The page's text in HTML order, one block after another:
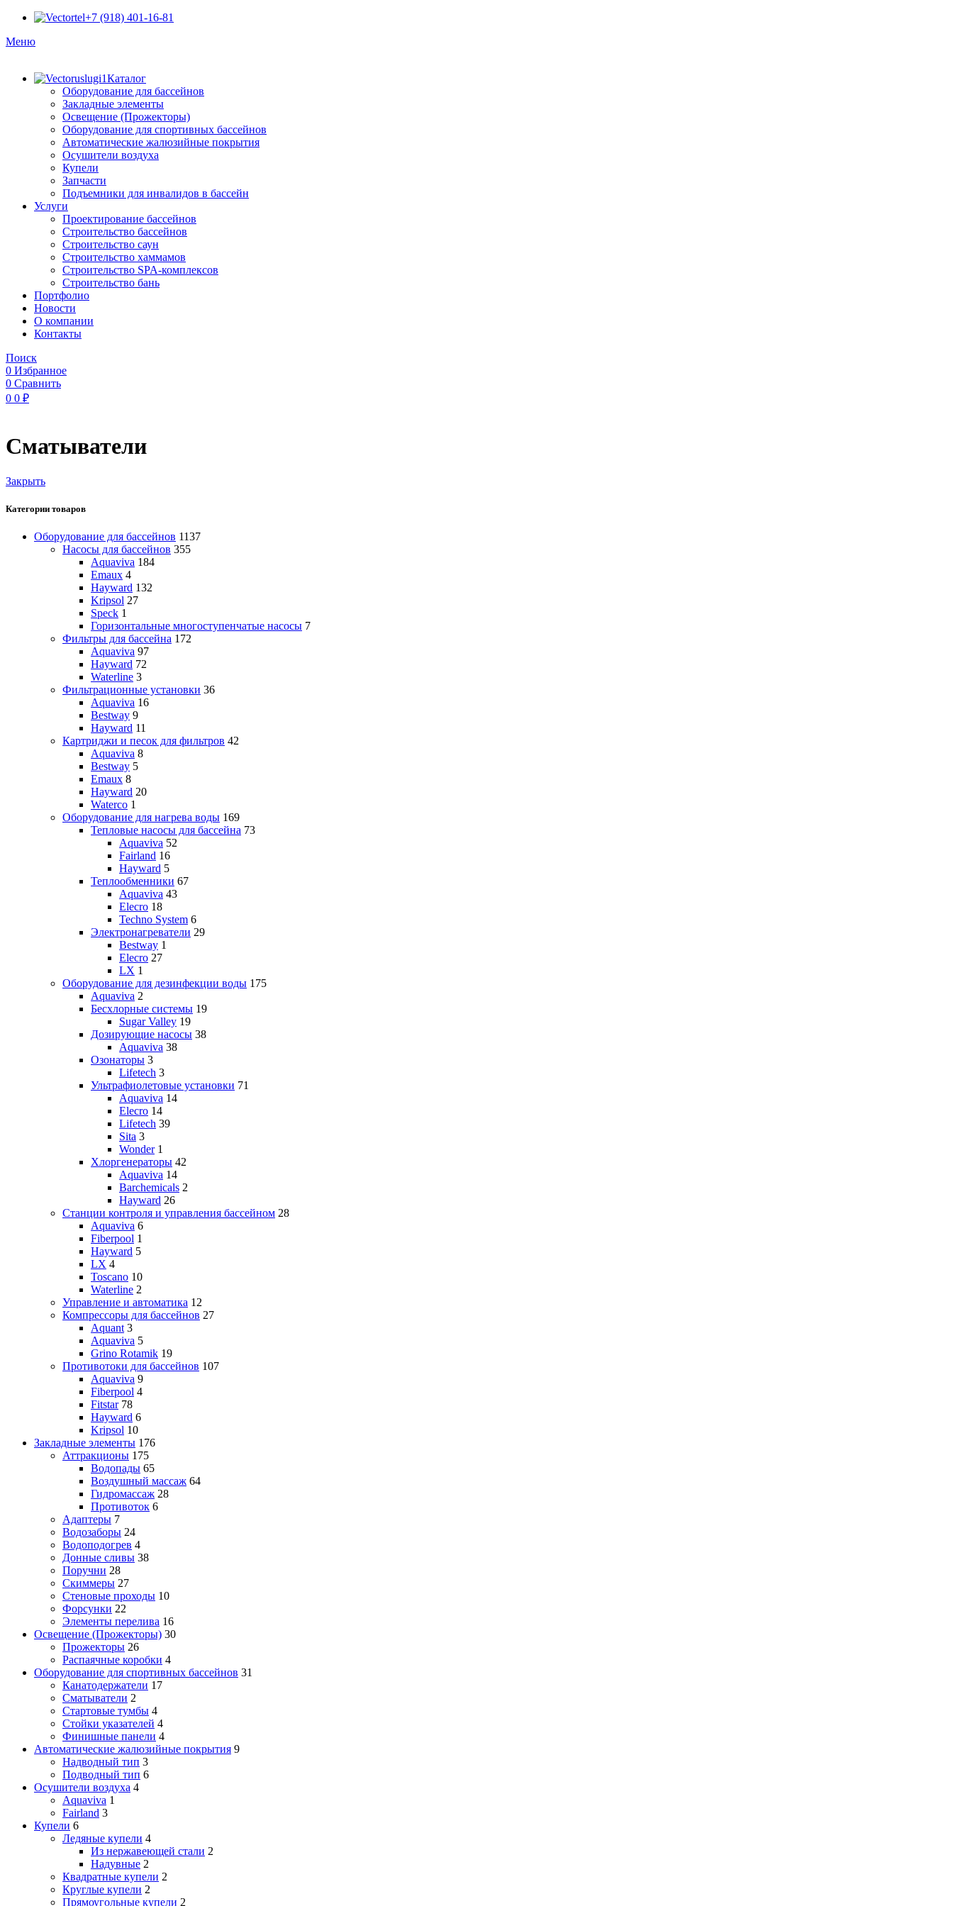
+7 (918) 401-16-81
Меню
Каталог
Оборудование для бассейнов
Закладные элементы
Освещение (Прожекторы)
Оборудование для спортивных бассейнов
Автоматические жалюзийные покрытия
Осушители воздуха
Купели
Запчасти
Подъемники для инвалидов в бассейн
Услуги
Проектирование бассейнов
Строительство бассейнов
Строительство саун
Строительство хаммамов
Строительство SPA-комплексов
Строительство бань
Портфолио
Новости
O компании
Контакты
Поиск
0 Избранное
0 Сравнить
0 0 ₽
Сматыватели
Закрыть
Категории товаров
Оборудование для бассейнов 1137
Насосы для бассейнов 355
Aquaviva 184
Emaux 4
Hayward 132
Kripsol 27
Speck 1
Горизонтальные многоступенчатые насосы 7
Фильтры для бассейна 172
Aquaviva 97
Hayward 72
Waterline 3
Фильтрационные установки 36
Aquaviva 16
Bestway 9
Hayward 11
Картриджи и песок для фильтров 42
Aquaviva 8
Bestway 5
Emaux 8
Hayward 20
Waterco 1
Оборудование для нагрева воды 169
Тепловые насосы для бассейна 73
Aquaviva 52
Fairland 16
Hayward 5
Теплообменники 67
Aquaviva 43
Elecro 18
Techno System 6
Электронагреватели 29
Bestway 1
Elecro 27
LX 1
Оборудование для дезинфекции воды 175
Aquaviva 2
Бесхлорные системы 19
Sugar Valley 19
Дозирующие насосы 38
Aquaviva 38
Озонаторы 3
Lifetech 3
Ультрафиолетовые установки 71
Aquaviva 14
Elecro 14
Lifetech 39
Sita 3
Wonder 1
Хлоргенераторы 42
Aquaviva 14
Barchemicals 2
Hayward 26
Станции контроля и управления бассейном 28
Aquaviva 6
Fiberpool 1
Hayward 5
LX 4
Toscano 10
Waterline 2
Управление и автоматика 12
Компрессоры для бассейнов 27
Aquant 3
Aquaviva 5
Grino Rotamik 19
Противотоки для бассейнов 107
Aquaviva 9
Fiberpool 4
Fitstar 78
Hayward 6
Kripsol 10
Закладные элементы 176
Аттракционы 175
Водопады 65
Воздушный массаж 64
Гидромассаж 28
Противоток 6
Адаптеры 7
Водозаборы 24
Водоподогрев 4
Донные сливы 38
Поручни 28
Скиммеры 27
Стеновые проходы 10
Форсунки 22
Элементы перелива 16
Освещение (Прожекторы) 30
Прожекторы 26
Распаячные коробки 4
Оборудование для спортивных бассейнов 31
Канатодержатели 17
Сматыватели 2
Стартовые тумбы 4
Стойки указателей 4
Финишные панели 4
Автоматические жалюзийные покрытия 9
Надводный тип 3
Подводный тип 6
Осушители воздуха 4
Aquaviva 1
Fairland 3
Купели 6
Ледяные купели 4
Из нержавеющей стали 2
Надувные 2
Квадратные купели 2
Круглые купели 2
Прямоугольные купели 2